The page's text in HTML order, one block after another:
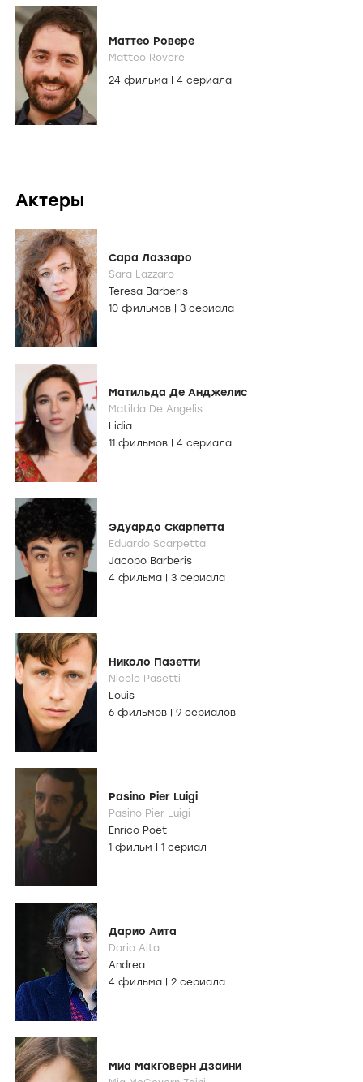
Маттео Ровере
Matteo Rovere
24 фильма
4 сериала
Актеры
Сара Лаззаро
Sara Lazzaro
Teresa Barberis
10 фильмов
3 сериала
Матильда Де Анджелис
Matilda De Angelis
Lidia
11 фильмов
4 сериала
Эдуардо Скарпетта
Eduardo Scarpetta
Jacopo Barberis
4 фильма
3 сериала
Николо Пазетти
Nicolo Pasetti
Louis
6 фильмов
9 сериалов
Pasino Pier Luigi
Pasino Pier Luigi
Enrico Poët
1 фильм
1 сериал
Дарио Аита
Dario Aita
Andrea
4 фильма
2 сериала
Миа МакГоверн Дзаини